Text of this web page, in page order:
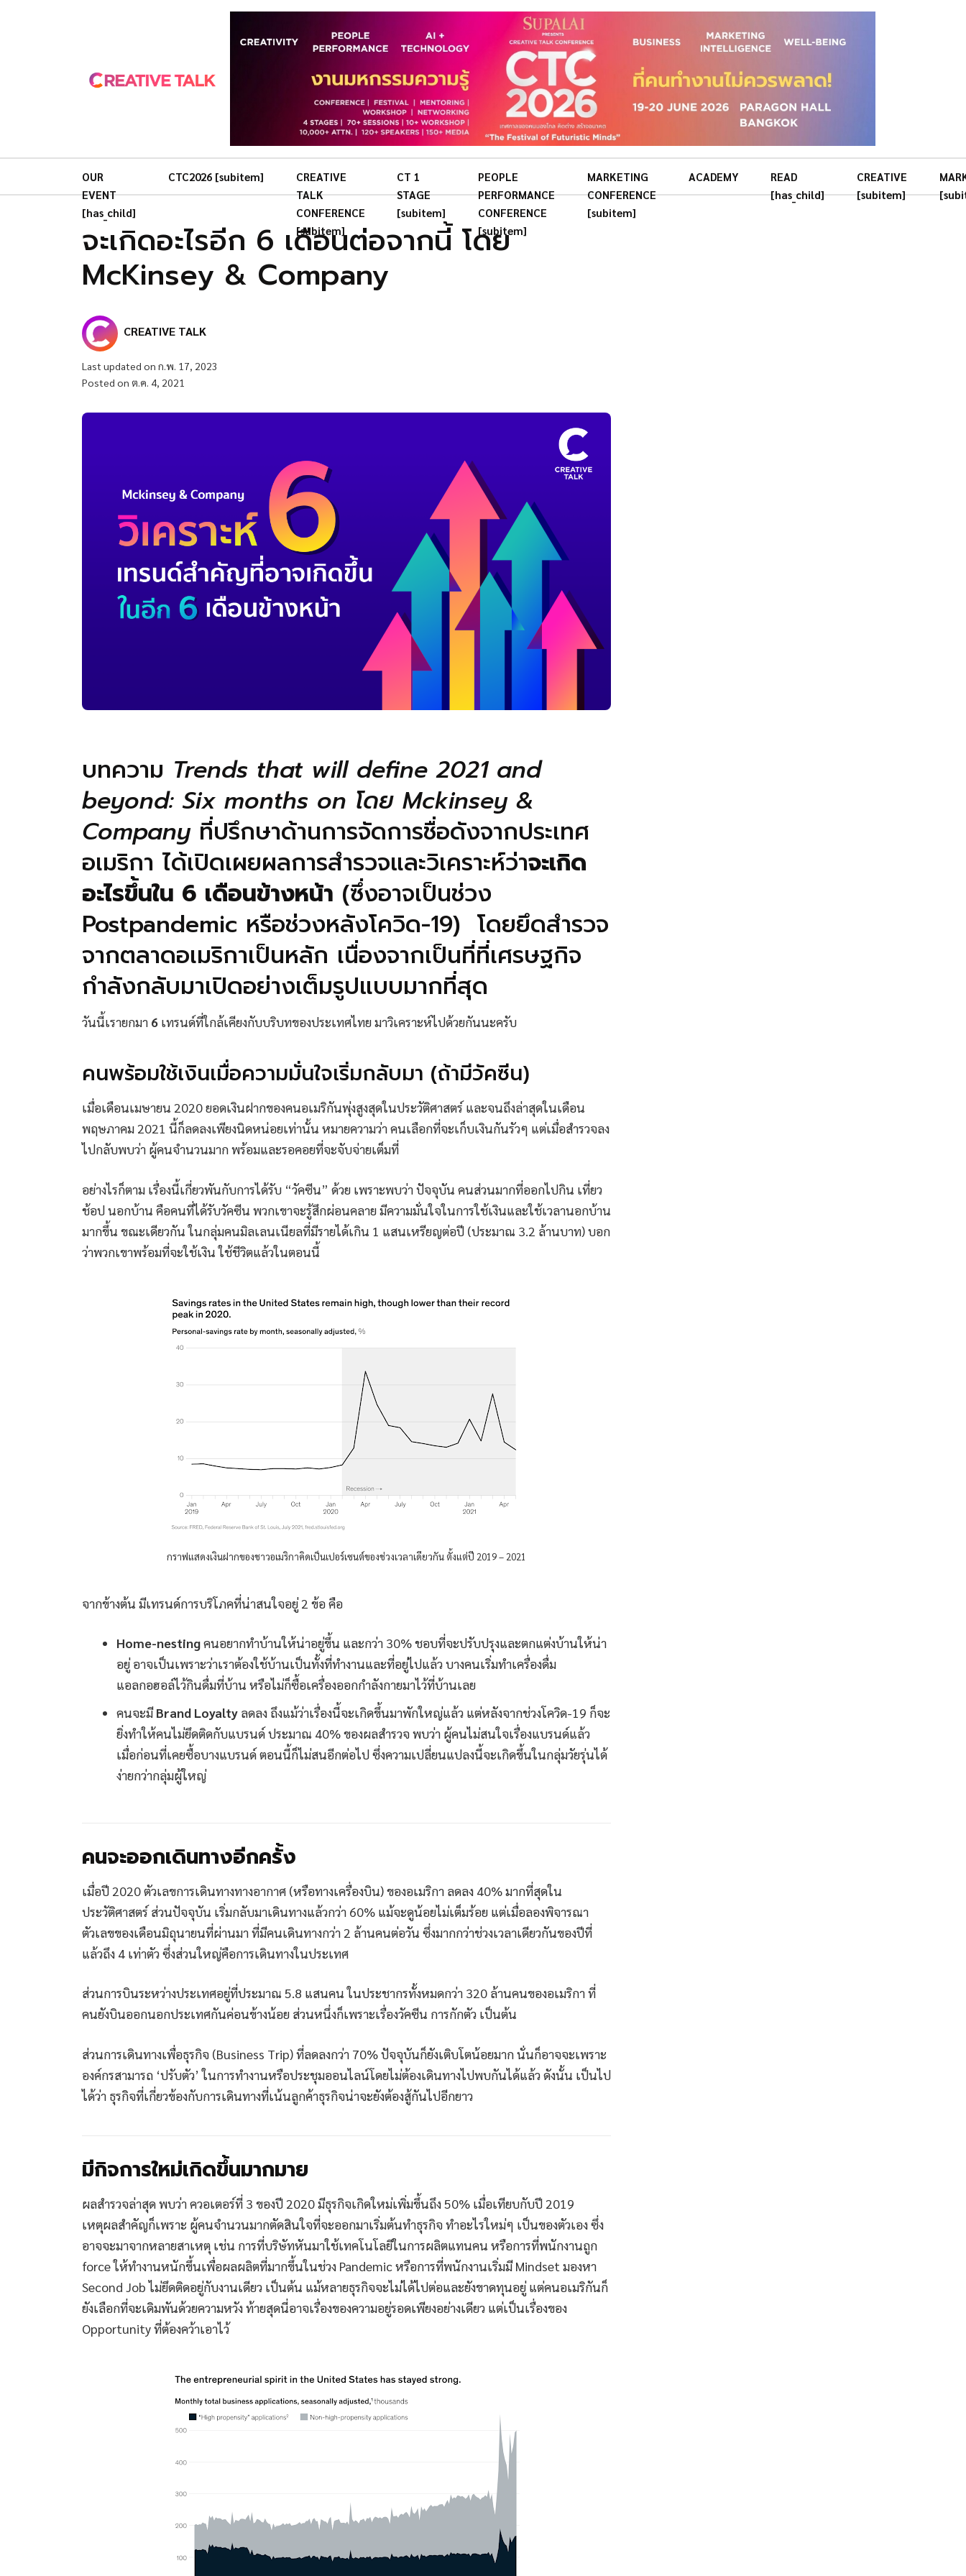
OUR
EVENT
[has_child]
CTC2026 [subitem]
CREATIVE
TALK
CONFERENCE
[subitem]
CT 1
STAGE
[subitem]
PEOPLE
PERFORMANCE
CONFERENCE
[subitem]
MARKETING
CONFERENCE
[subitem]
ACADEMY
READ
[has_child]
CREATIVE
[subitem]
จะเกิดอะไรอีก 6 เดือนต่อจากนี้ โดย
McKinsey & Company
CREATIVE TALK
Last updated on ก.พ. 17, 2023
Posted on ต.ค. 4, 2021
บทความ Trends that will define 2021 and
beyond: Six months on โดย Mckinsey &
Companyที่ปรึกษาด้านการจัดการชื่อดังจากประเทศ
อเมริกา ได้เปิดเผยผลการสำรวจและวิเคราะห์ว่าจะเกิด
อะไรขึ้นใน 6 เดือนข้างหน้า (ซึ่งอาจเป็นช่วง
Postpandemic หรือช่วงหลังโควิด-19) โดยยึดสำรวจ
จากตลาดอเมริกาเป็นหลัก เนื่องจากเป็นที่ที่เศรษฐกิจ
กำลังกลับมาเปิดอย่างเต็มรูปแบบมากที่สุด
วันนี้เรายกมา 6 เทรนด์ที่ใกล้เคียงกับบริบทของประเทศไทย มาวิเคราะห์ไปด้วยกันนะครับ
คนพร้อมใช้เงินเมื่อความมั่นใจเริ่มกลับมา (ถ้ามีวัคซีน)
เมื่อเดือนเมษายน 2020 ยอดเงินฝากของคนอเมริกันพุ่งสูงสุดในประวัติศาสตร์ และจนถึงล่าสุดในเดือน
พฤษภาคม 2021 นี้ก็ลดลงเพียงนิดหน่อยเท่านั้น หมายความว่า คนเลือกที่จะเก็บเงินกันรัวๆ แต่เมื่อสำรวจลง
ไปกลับพบว่า ผู้คนจำนวนมาก พร้อมและรอคอยที่จะจับจ่ายเต็มที่
อย่างไรก็ตาม เรื่องนี้เกี่ยวพันกับการได้รับ “วัคซีน” ด้วย เพราะพบว่า ปัจจุบัน คนส่วนมากที่ออกไปกิน เที่ยว
ช้อป นอกบ้าน คือคนที่ได้รับวัคซีน พวกเขาจะรู้สึกผ่อนคลาย มีความมั่นใจในการใช้เงินและใช้เวลานอกบ้าน
มากขึ้น ขณะเดียวกัน ในกลุ่มคนมิลเลนเนียลที่มีรายได้เกิน 1 แสนเหรียญต่อปี (ประมาณ 3.2 ล้านบาท) บอก
ว่าพวกเขาพร้อมที่จะใช้เงิน ใช้ชีวิตแล้วในตอนนี้
กราฟแสดงเงินฝากของชาวอเมริกาคิดเป็นเปอร์เซนต์ของช่วงเวลาเดียวกัน ตั้งแต่ปี 2019 – 2021
จากข้างต้น มีเทรนด์การบริโภคที่น่าสนใจอยู่ 2 ข้อ คือ
Home-nestingคนอยากทำบ้านให้น่าอยู่ขึ้น และกว่า 30% ชอบที่จะปรับปรุงและตกแต่งบ้านให้น่า
อยู่ อาจเป็นเพราะว่าเราต้องใช้บ้านเป็นทั้งที่ทำงานและที่อยู่ไปแล้ว บางคนเริ่มทำเครื่องดื่ม
แอลกอฮอล์ไว้กินดื่มที่บ้าน หรือไม่ก็ซื้อเครื่องออกกำลังกายมาไว้ที่บ้านเลย
คนจะมีBrand Loyalty ลดลง ถึงแม้ว่าเรื่องนี้จะเกิดขึ้นมาพักใหญ่แล้ว แต่หลังจากช่วงโควิด-19 ก็จะ
ยิ่งทำให้คนไม่ยึดติดกับแบรนด์ ประมาณ 40% ของผลสำรวจ พบว่า ผู้คนไม่สนใจเรื่องแบรนด์แล้ว
เมื่อก่อนที่เคยซื้อบางแบรนด์ ตอนนี้ก็ไม่สนอีกต่อไป ซึ่งความเปลี่ยนแปลงนี้จะเกิดขึ้นในกลุ่มวัยรุ่นได้
ง่ายกว่ากลุ่มผู้ใหญ่
คนจะออกเดินทางอีกครั้ง
เมื่อปี 2020 ตัวเลขการเดินทางทางอากาศ (หรือทางเครื่องบิน) ของอเมริกา ลดลง 40% มากที่สุดใน
ประวัติศาสตร์ ส่วนปัจจุบัน เริ่มกลับมาเดินทางแล้วกว่า 60% แม้จะดูน้อยไม่เต็มร้อย แต่เมื่อลองพิจารณา
ตัวเลขของเดือนมิถุนายนที่ผ่านมา ที่มีคนเดินทางกว่า 2 ล้านคนต่อวัน ซึ่งมากกว่าช่วงเวลาเดียวกันของปีที่
แล้วถึง 4 เท่าตัว ซึ่งส่วนใหญ่คือการเดินทางในประเทศ
ส่วนการบินระหว่างประเทศอยู่ที่ประมาณ 5.8 แสนคน ในประชากรทั้งหมดกว่า 320 ล้านคนของอเมริกา ที่
คนยังบินออกนอกประเทศกันค่อนข้างน้อย ส่วนหนึ่งก็เพราะเรื่องวัคซีน การกักตัว เป็นต้น
ส่วนการเดินทางเพื่อธุรกิจ (Business Trip) ที่ลดลงกว่า 70% ปัจจุบันก็ยังเติบโตน้อยมาก นั่นก็อาจจะเพราะ
องค์กรสามารถ ‘ปรับตัว’ ในการทำงานหรือประชุมออนไลน์โดยไม่ต้องเดินทางไปพบกันได้แล้ว ดังนั้น เป็นไป
ได้ว่า ธุรกิจที่เกี่ยวข้องกับการเดินทางที่เน้นลูกค้าธุรกิจน่าจะยังต้องสู้กันไปอีกยาว
มีกิจการใหม่เกิดขึ้นมากมาย
ผลสำรวจล่าสุด พบว่า ควอเตอร์ที่ 3 ของปี 2020 มีธุรกิจเกิดใหม่เพิ่มขึ้นถึง 50% เมื่อเทียบกับปี 2019
เหตุผลสำคัญก็เพราะ ผู้คนจำนวนมากตัดสินใจที่จะออกมาเริ่มต้นทำธุรกิจ ทำอะไรใหม่ๆ เป็นของตัวเอง ซึ่ง
อาจจะมาจากหลายสาเหตุ เช่น การที่บริษัทหันมาใช้เทคโนโลยีในการผลิตแทนคน หรือการที่พนักงานถูก
force ให้ทำงานหนักขึ้นเพื่อผลผลิตที่มากขึ้นในช่วง Pandemic หรือการที่พนักงานเริ่มมี Mindset มองหา
Second Job ไม่ยึดติดอยู่กับงานเดียว เป็นต้น แม้หลายธุรกิจจะไม่ได้ไปต่อและยังขาดทุนอยู่ แต่คนอเมริกันก็
ยังเลือกที่จะเดิมพันด้วยความหวัง ท้ายสุดนี่อาจเรื่องของความอยู่รอดเพียงอย่างเดียว แต่เป็นเรื่องของ
Opportunity ที่ต้องคว้าเอาไว้